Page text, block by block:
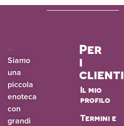
Siamo
una
piccola
enoteca
con
grandi
Per
i
clienti
Il mio
profilo
Termini e